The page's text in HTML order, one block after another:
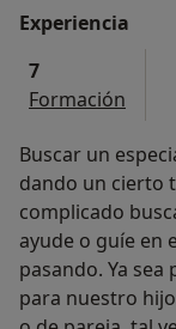
Experiencia
7
Formación
Buscar un
dando un cierto
complicado
ayude o guíe en
pasando. Ya
para nuestro